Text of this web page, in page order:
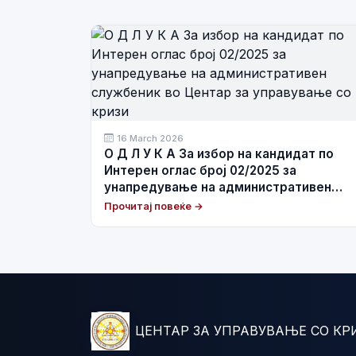
16 March 2026
О Д Л У К А За избор на кандидат по
Интерен оглас број 02/2025 за
унапредување на административен
службеник во Центар за управување со
Прочитај повеќе →
ЦЕНТАР ЗА УПРАВУВАЊЕ СО